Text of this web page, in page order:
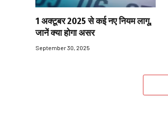
1 अक्टूबर 2025 से कई नए नियम लागू,
जानें क्या होगा असर
September 30, 2025